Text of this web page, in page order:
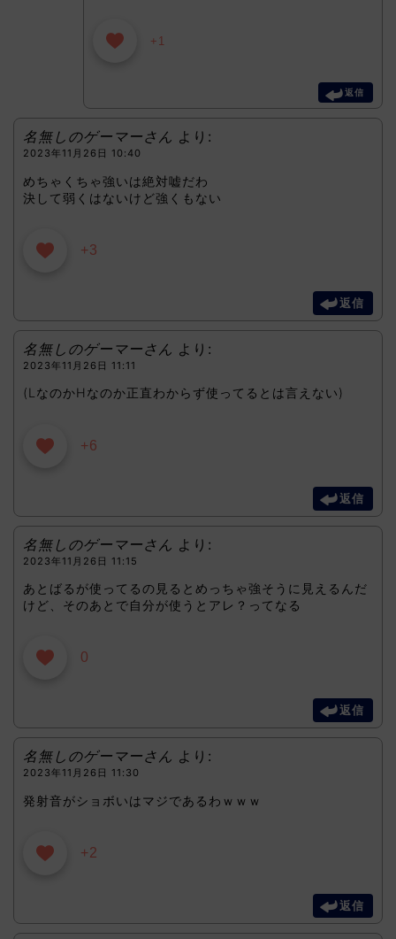
+1
返信
名無しのゲーマーさん より:
2023年11月26日 10:40
めちゃくちゃ強いは絶対嘘だわ
決して弱くはないけど強くもない
+3
返信
名無しのゲーマーさん より:
2023年11月26日 11:11
(LなのかHなのか正直わからず使ってるとは言えない)
+6
返信
名無しのゲーマーさん より:
2023年11月26日 11:15
あとばるが使ってるの見るとめっちゃ強そうに見えるんだ
けど、そのあとで自分が使うとアレ？ってなる
0
返信
名無しのゲーマーさん より:
2023年11月26日 11:30
発射音がショボいはマジであるわｗｗｗ
+2
返信